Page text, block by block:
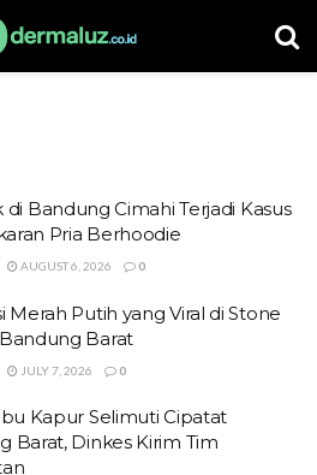
di Bandung Cimahi Terjadi Kasus
Pria Berhoodie
AUGUST 6, 2026 0
Merah Putih yang Viral di Stone
Barat
JULY 7, 2026 0
Kapur Selimuti Cipatat
Barat, Dinkes Kirim Tim